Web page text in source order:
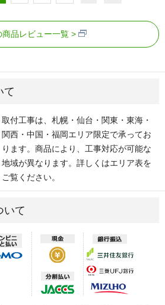
商品レビュー一覧
て
取付工事は、札幌・仙台・関東・東海・
関西・中国・福岡エリア限定で承ってお
ります。商品により、工事対応が可能な
地域が異なります。詳しくはエリア表を
ご覧ください。
いて